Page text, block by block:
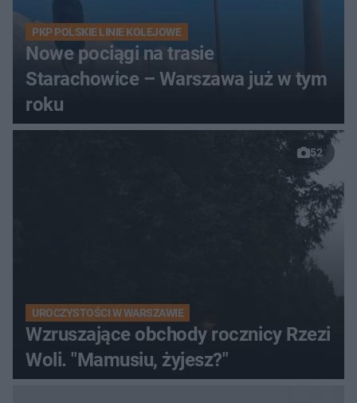
PKP POLSKIE LINIE KOLEJOWE
Nowe pociągi na trasie
Starachowice – Warszawa już w tym
roku
52
UROCZYSTOŚCI W WARSZAWIE
Wzruszające obchody rocznicy Rzezi
Woli. "Mamusiu, żyjesz?"